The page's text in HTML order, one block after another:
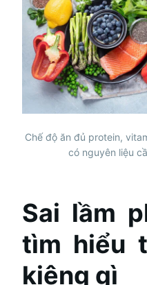
Chế độ ăn đủ protein,
có nguyên liệu
Sai lầm
tìm hiểu
kiêng gì